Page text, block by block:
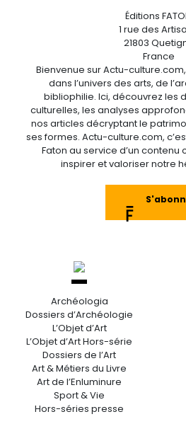
Éditions
1 rue des
21803
France
Bienvenue sur Actu-
dans l’univers des arts, de
bibliophilie. Ici, découvrez les
culturelles, les analyses
nos articles décryptant le
ses formes. Actu-culture.com,
Faton au service d’un
inspirer et valoriser notre
Archéologia
Dossiers d’Archéologie
L’Objet d’Art
L’Objet d’Art Hors-série
Dossiers de l’Art
Art & Métiers du Livre
Art de l’Enluminure
Sport & Vie
Hors-séries presse